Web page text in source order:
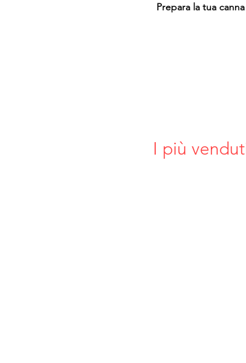
Prepara la tua
I più